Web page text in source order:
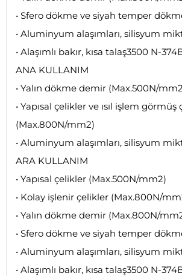
• Sfero dökme ve siyah temper
• Aluminyum alaşımları, silisyum
• Alaşımlı bakır, kısa talaş3500 N-
ANA KULLANIM
• Yalın dökme demir (Max.500N/
• Yapısal çelikler ve ısıl işlem görmüş
(Max.800N/mm2)
• Aluminyum alaşımları, silisyum
ARA KULLANIM
• Yapısal çelikler (Max.500N/mm2)
• Kolay işlenir çelikler (Max.800N/
• Yalın dökme demir (Max.800N/
• Sfero dökme ve siyah temper
• Aluminyum alaşımları, silisyum
• Alaşımlı bakır, kısa talaş3500 N-